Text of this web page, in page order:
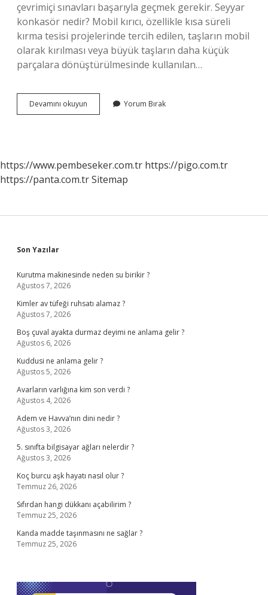
çevrimiçi sınavları başarıyla geçmek gerekir. Seyyar
konkasör nedir? Mobil kırıcı, özellikle kısa süreli
kırma tesisi projelerinde tercih edilen, taşların mobil
olarak kırılması veya büyük taşların daha küçük
parçalara dönüştürülmesinde kullanılan…
Devamını okuyun Konkasör
Ustası
Yorum Bırak
https://www.pembeseker.com.tr https://pigo.com.tr
https://panta.com.trSitemap
Sidebar
Son Yazılar
Kurutma makinesinde neden su birikir ?
Ağustos 7, 2026
Kimler av tüfeği ruhsatı alamaz ?
Ağustos 7, 2026
Boş çuval ayakta durmaz deyimi ne anlama gelir ?
Ağustos 6, 2026
Kuddusi ne anlama gelir ?
Ağustos 5, 2026
Avarların varlığına kim son verdi ?
Ağustos 4, 2026
Adem ve Havva’nın dini nedir ?
Ağustos 3, 2026
5. sınıfta bilgisayar ağları nelerdir ?
Ağustos 3, 2026
Koç burcu aşk hayatı nasıl olur ?
Temmuz 26, 2026
Sıfırdan hangi dükkanı açabilirim ?
Temmuz 25, 2026
Kanda madde taşınmasını ne sağlar ?
Temmuz 25, 2026